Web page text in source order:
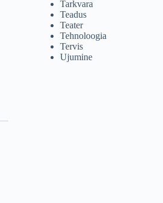
Tarkvara
Teadus
Teater
Tehnoloogia
Tervis
Ujumine